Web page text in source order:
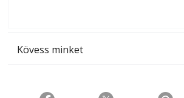
Kövess minket